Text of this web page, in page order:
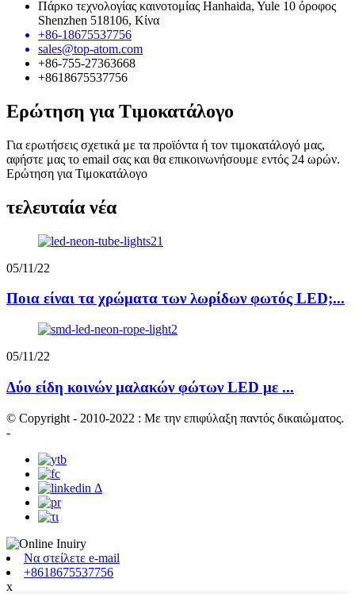
Πάρκο τεχνολογίας καινοτομίας Hanhaida, Yule 10 όροφος
Shenzhen 518106, Κίνα
+86-18675537756
sales@top-atom.com
+86-755-27363668
+8618675537756
Ερώτηση για Τιμοκατάλογο
Για ερωτήσεις σχετικά με τα προϊόντα ή τον τιμοκατάλογό μας,
αφήστε μας το email σας και θα επικοινωνήσουμε εντός 24 ωρών.
Ερώτηση για Τιμοκατάλογο
τελευταία νέα
05/11/22
Ποια είναι τα χρώματα των λωρίδων φωτός LED;...
05/11/22
Δύο είδη κοινών μαλακών φώτων LED με ...
© Copyright - 2010-2022 : Με την επιφύλαξη παντός δικαιώματος.
-
Να στείλετε e-mail
+8618675537756
x